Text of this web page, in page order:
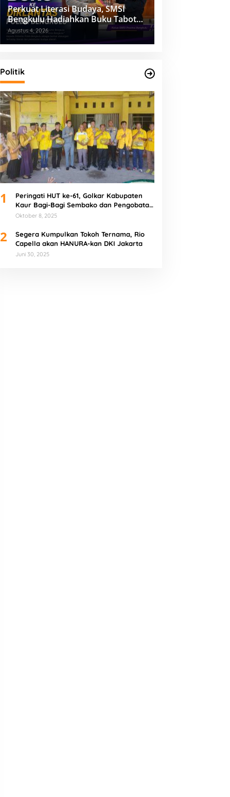
Perkuat Literasi Budaya, SMSI
Bengkulu Hadiahkan Buku Tabot
untuk Dirlantas Polda
Agustus 4, 2026
Politik
1
Peringati HUT ke-61, Golkar Kabupaten
Kaur Bagi-Bagi Sembako dan Pengobatan
Gratis
Oktober 8, 2025
2
Segera Kumpulkan Tokoh Ternama, Rio
Capella akan HANURA-kan DKI Jakarta
Juni 30, 2025